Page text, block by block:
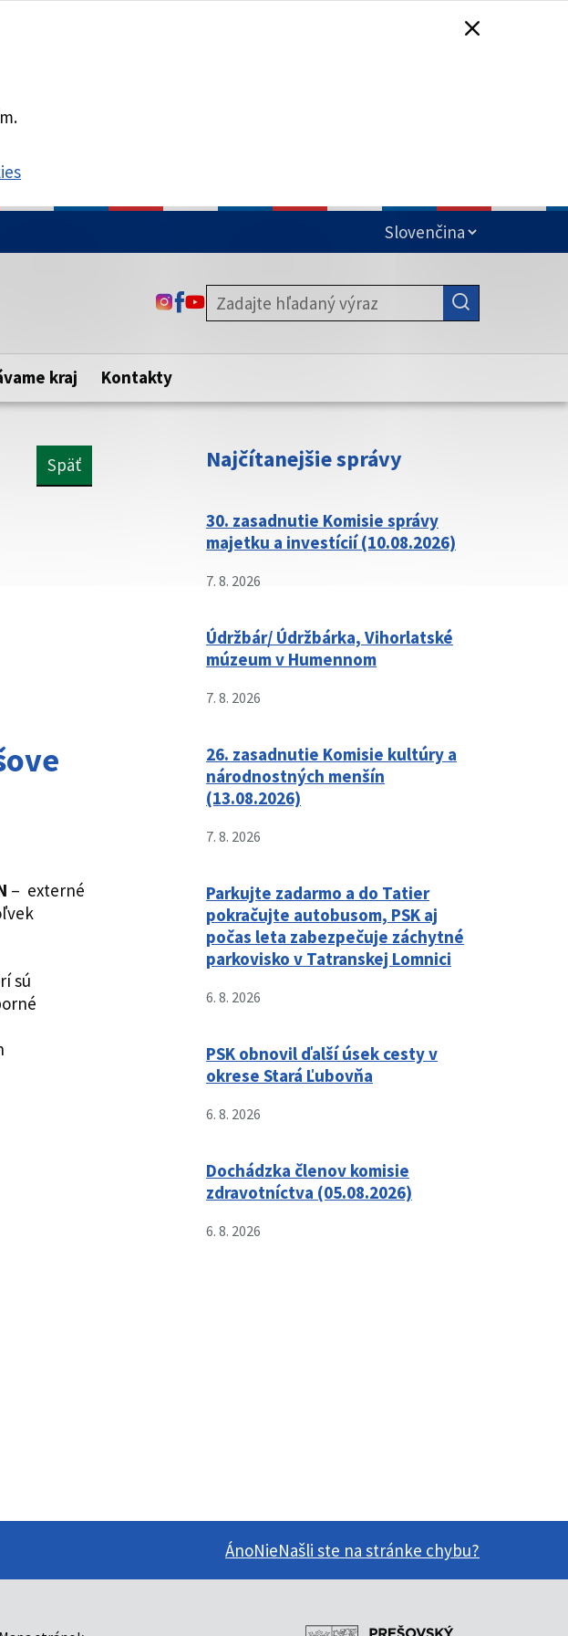
stránka je zabezpečená
webovú stránku. Zabezpečená stránka vždy začína
pred názvom domény webového sídla.
ODKAZ SA OTVORÍ NA NOVEJ KARTE
ODKAZ SA OTVORÍ NA NOVEJ KARTE
ODKAZ SA OTVORÍ NA NOVEJ KARTE
kraj Kontakty
Späť
– externé
sú
Najčítanejšie správy
30. zasadnutie Komisie správy
majetku a investícií (10.08.2026)
7. 8. 2026
Údržbár/ Údržbárka, Vihorlatské
múzeum v Humennom
7. 8. 2026
26. zasadnutie Komisie kultúry a
národnostných menšín
(13.08.2026)
7. 8. 2026
Parkujte zadarmo a do Tatier
pokračujte autobusom, PSK aj
počas leta zabezpečuje záchytné
parkovisko v Tatranskej Lomnici
6. 8. 2026
PSK obnovil ďalší úsek cesty v
okrese Stará Ľubovňa
6. 8. 2026
Dochádzka členov komisie
zdravotníctva (05.08.2026)
6. 8. 2026
ÁnoNieNašli ste na stránke chybu?